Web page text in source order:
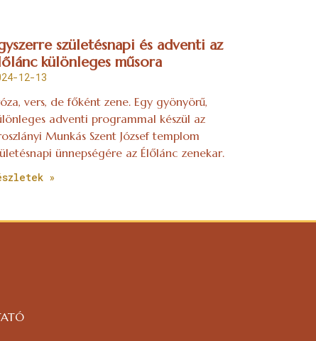
születésnapi és adventi az
különleges műsora
12-13
vers, de főként zene. Egy gyönyörű,
adventi programmal készül az
Munkás Szent József templom
ünnepségére az Élőlánc zenekar.
»